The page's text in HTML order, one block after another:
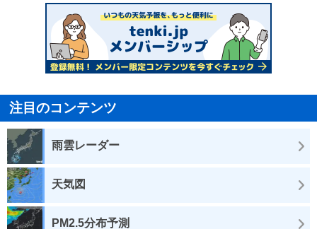
注目のコンテンツ
雨雲レーダー
天気図
PM2.5分布予測